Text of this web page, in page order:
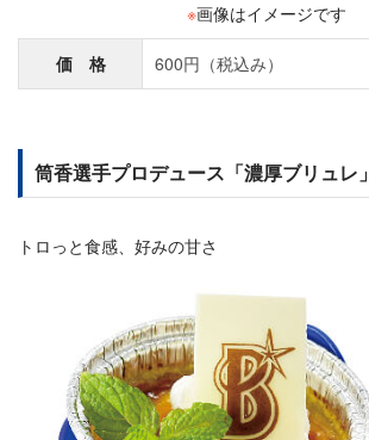
※画像はイメージです
価 格 600円（税込み）
筒香選手プロデュース「濃厚ブリュレ」
トロっと食感、好みの甘さ